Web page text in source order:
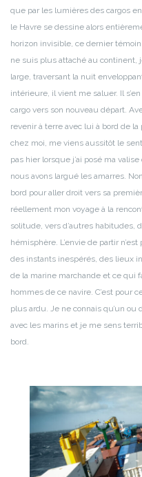
que par les lumières des cargos
le Havre se dessine alors
horizon invisible, ce dernier
ne suis plus attaché au continent,
large, traversant la nuit
intérieure, il vient me saluer. Il
cargo vers son nouveau départ.
revenir à terre avec lui à bord de
chez moi, me viens aussitôt le
pas hier lorsque j’ai posé ma
nous avons largué les amarres.
bord pour aller droit vers sa
réellement mon voyage à la
solitude, vers d’autres habitudes,
hémisphère. L’envie de partir
des instants inespérés, des lieux
de la marine marchande et ce qui
hommes de ce navire. C’est pour
plus ardu. Je ne connais qu’un
avec les marins et je me sens
bord.